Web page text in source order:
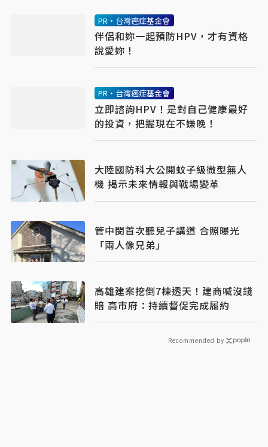
PR・台灣癌症基金會
伴侶和妳一起預防HPV，才有資格
說愛妳！
PR・台灣癌症基金會
立即諮詢HPV！是對自己健康最好
的投資，把握現在不嫌晚！
大陸國防科大公開蚊子級微型無人
機 揭示未來情報與戰場變革
管中閔首次聽兒子講道 合照曝光
「兩人像兄弟」
高雄建案挖倒7棟透天！建商喊沒錢
賠 高市府：持續督促完成履約
Recommended by